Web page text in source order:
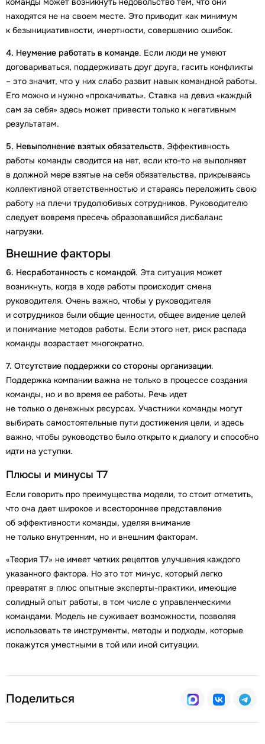
находятся не на своем месте. Это приводит как минимум
к безынициативности, инертности, совершению ошибок.
4. Неумение работать в команде. Если люди не умеют
договариваться, поддерживать друг друга, гасить конфликты
– это значит, что у них слабо развит навык командной работы.
Его можно и нужно «прокачивать». Ставка на девиз «каждый
сам за себя» здесь может привести только к негативным
результатам.
5. Невыполнение взятых обязательств. Эффективность
работы команды сводится на нет, если кто-то не выполняет
в должной мере взятые на себя обязательства, прикрываясь
коллективной ответственностью и стараясь переложить свою
работу на плечи трудолюбивых сотрудников. Руководителю
следует вовремя пресечь образовавшийся дисбаланс
нагрузки.
Внешние факторы
6. Несработанность с командой. Эта ситуация может
возникнуть, когда в ходе работы происходит смена
руководителя. Очень важно, чтобы у руководителя
и сотрудников были общие ценности, общее видение целей
и понимание методов работы. Если этого нет, риск распада
команды возрастает многократно.
7. Отсутствие поддержки со стороны организации.
Поддержка компании важна не только в процессе создания
команды, но и во время ее работы. Речь идет
не только о денежных ресурсах. Участники команды могут
выбирать самостоятельные пути достижения цели, и здесь
важно, чтобы руководство было открыто к диалогу и способно
идти на уступки.
Плюсы и минусы Т7
Если говорить про преимущества модели, то стоит отметить,
что она дает широкое и всестороннее представление
об эффективности команды, уделяя внимание
не только внутренним, но и внешним факторам.
«Теория Т7» не имеет четких рецептов улучшения каждого
указанного фактора. Но это тот минус, который легко
превратят в плюс опытные эксперты-практики, имеющие
солидный опыт работы, в том числе с управленческими
командами. Модель не суживает возможности, позволяя
использовать те инструменты, методы и подходы, которые
покажутся уместными в той или иной ситуации.
Поделиться